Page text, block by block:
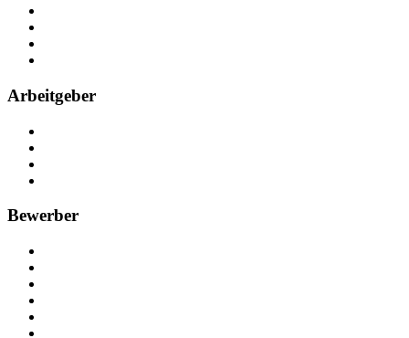
Arbeitgeber
Bewerber